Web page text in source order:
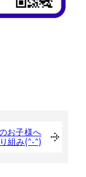
お子様へ
組み(^-^)